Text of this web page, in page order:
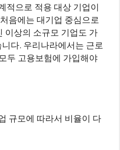
적으로 적용 대상 기업이
음에는 대기업 중심으로
이상의 소규모 기업도 가
다. 우리나라에서는 근로
두 고용보험에 가입해야
규모에 따라서 비율이 다